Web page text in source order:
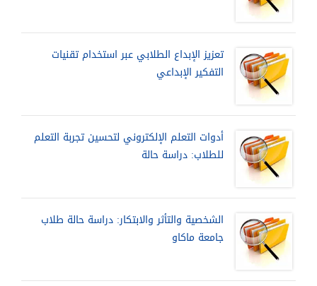
تعزيز الإبداع الطلابي عبر استخدام تقنيات
التفكير الإبداعي
أدوات التعلم الإلكتروني لتحسين تجربة التعلم
للطلاب: دراسة حالة
الشخصية والتأثر والابتكار: دراسة حالة طلاب
جامعة ماكاو